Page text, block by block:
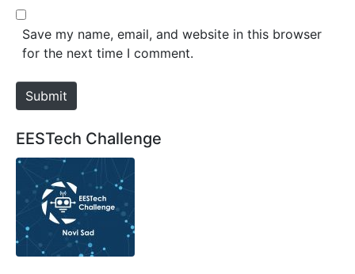
*
b
e
Save my name, email, and website in this browser
for the next time I comment.
Submit
EESTech Challenge